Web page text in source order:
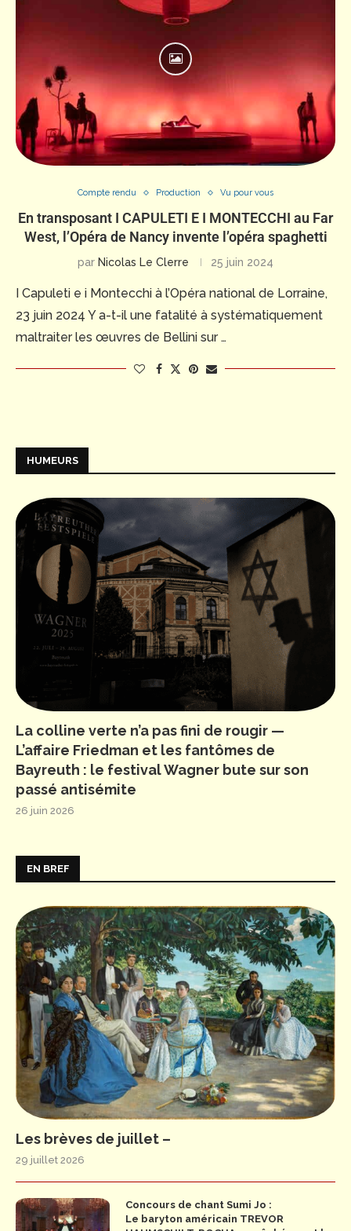
Compte rendu Production Vu pour vous
En transposant I CAPULETI E I MONTECCHI au Far
West, l’Opéra de Nancy invente l’opéra spaghetti
par Nicolas Le Clerre 25 juin 2024
I Capuleti e i Montecchi à l’Opéra national de Lorraine,
23 juin 2024 Y a-t-il une fatalité à systématiquement
maltraiter les œuvres de Bellini sur …
HUMEURS
La colline verte n’a pas fini de rougir —
L’affaire Friedman et les fantômes de
Bayreuth : le festival Wagner bute sur son
passé antisémite
26 juin 2026
EN BREF
Les brèves de juillet –
29 juillet 2026
Concours de chant Sumi Jo :
Le baryton américain TREVOR